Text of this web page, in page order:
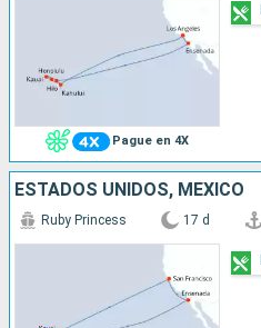
Pague en 4X
ESTADOS UNIDOS, MÉXICO
Ruby Princess 17 d